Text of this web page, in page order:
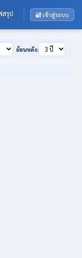
สรุป 🔐 เข้าสู่ระบบ
ย้อนหลัง: